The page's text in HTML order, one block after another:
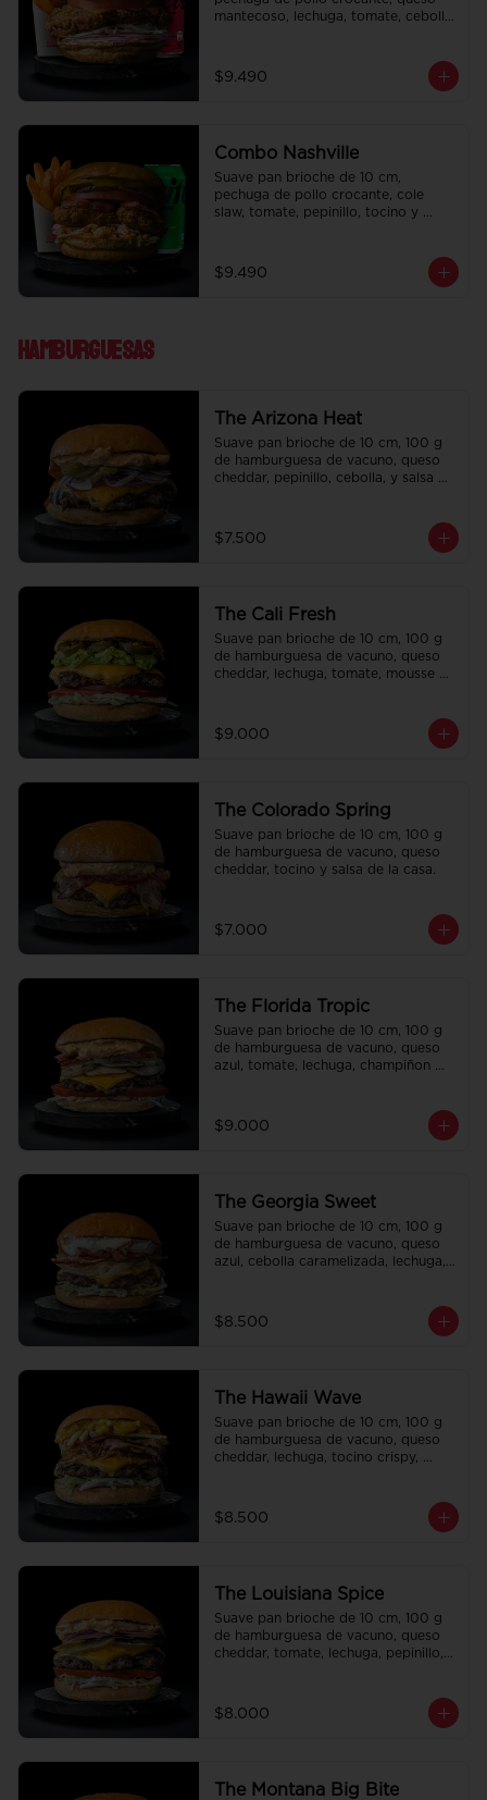
mantecoso, lechuga, tomate, cebolla
salsa de la casa de regalo a elección
y una bebida de 350 cc a elección.
$9.490
Combo Nashville
Suave pan brioche de 10 cm,
pechuga de pollo crocante, cole
slaw, tomate, pepinillo, tocino y
de la casa de regalo a elección y una
bebida de 350 cc a elección.
$9.490
Hamburguesas
The Arizona Heat
Suave pan brioche de 10 cm, 100 g
de hamburguesa de vacuno, queso
cheddar, pepinillo, cebolla, y salsa de
$7.500
The Cali Fresh
Suave pan brioche de 10 cm, 100 g
de hamburguesa de vacuno, queso
cheddar, lechuga, tomate, mousse de
$9.000
The Colorado Spring
Suave pan brioche de 10 cm, 100 g
de hamburguesa de vacuno, queso
cheddar, tocino y salsa de la casa.
$7.000
The Florida Tropic
Suave pan brioche de 10 cm, 100 g
de hamburguesa de vacuno, queso
azul, tomate, lechuga, champiñon
$9.000
The Georgia Sweet
Suave pan brioche de 10 cm, 100 g
de hamburguesa de vacuno, queso
azul, cebolla caramelizada, lechuga,
$8.500
The Hawaii Wave
Suave pan brioche de 10 cm, 100 g
de hamburguesa de vacuno, queso
cheddar, lechuga, tocino crispy,
$8.500
The Louisiana Spice
Suave pan brioche de 10 cm, 100 g
de hamburguesa de vacuno, queso
cheddar, tomate, lechuga, pepinillo,
$8.000
The Montana Big Bite